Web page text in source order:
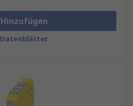
Hinzufügen
Datenblätter